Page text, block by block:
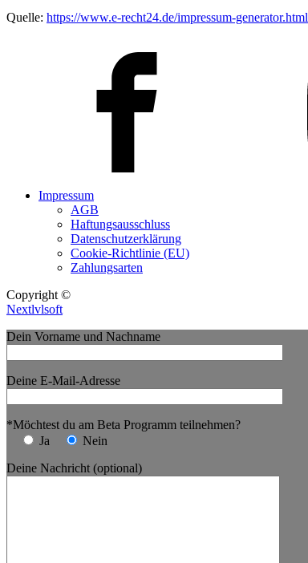
Quelle: https://www.e-recht24.de/impressum-generator.html
Impressum
AGB
Haftungsausschluss
Datenschutzerklärung
Cookie-Richtlinie (EU)
Zahlungsarten
Copyright ©
Nextlvlsoft
Dein Vorname und Nachname
Deine E-Mail-Adresse
*Möchtest du am Beta Programm teilnehmen?
Ja
Nein
Deine Nachricht (optional)